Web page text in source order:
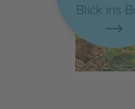
Blick ins